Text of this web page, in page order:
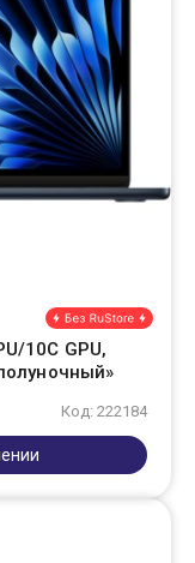
10C GPU,
Код: 222184